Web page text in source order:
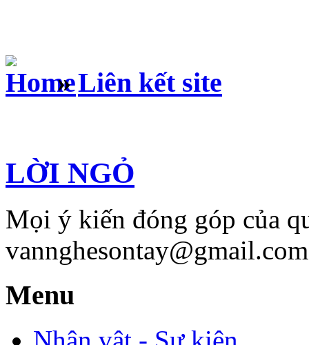
» Liên kết site
LỜI NGỎ
Mọi ý kiến đóng góp của
Menu